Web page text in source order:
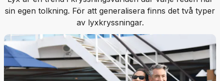
sin egen tolkning. För att generalisera finns det två typer
av lyxkryssningar.